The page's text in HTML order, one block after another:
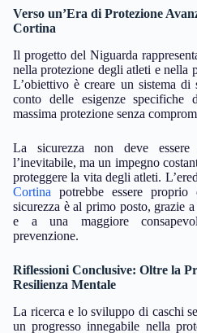
Verso un’Era di Protezione
Cortina
Il progetto del Niguarda
nella protezione degli atleti e nella
L’obiettivo è creare un sistema di
conto delle esigenze specifiche
massima protezione senza
La sicurezza non deve essere
l’inevitabile, ma un impegno
proteggere la vita degli atleti.
Cortina potrebbe essere
sicurezza è al primo posto, grazie
e a una maggiore
prevenzione.
Riflessioni Conclusive: Oltre la
Resilienza Mentale
La ricerca e lo sviluppo di caschi
un progresso innegabile nella